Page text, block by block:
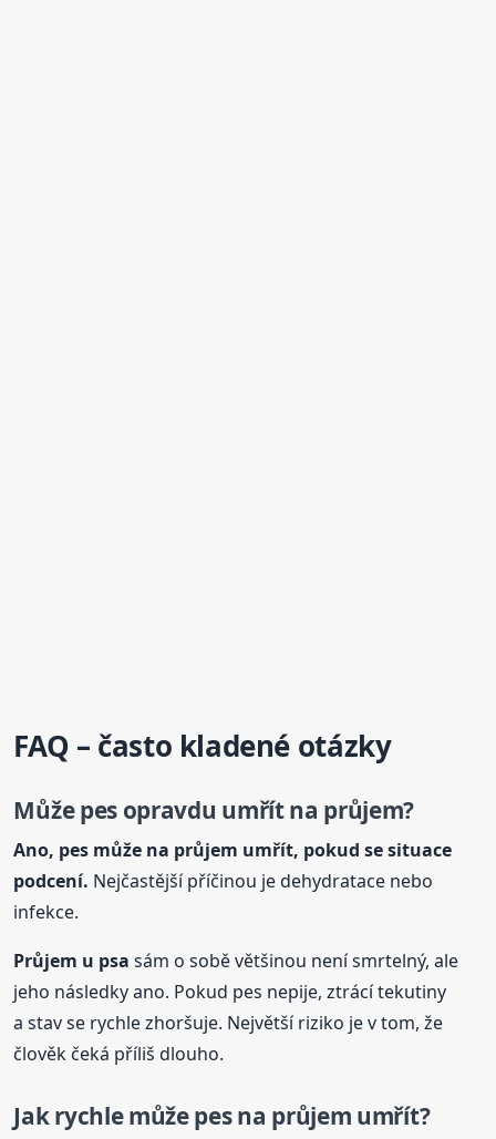
FAQ – často kladené otázky
Může pes opravdu umřít na průjem?
Ano, pes může na průjem umřít, pokud se situace
podcení. Nejčastější příčinou je dehydratace nebo
infekce.
Průjem u psa sám o sobě většinou není smrtelný, ale
jeho následky ano. Pokud pes nepije, ztrácí tekutiny
a stav se rychle zhoršuje. Největší riziko je v tom, že
člověk čeká příliš dlouho.
Jak rychle může pes na průjem umřít?